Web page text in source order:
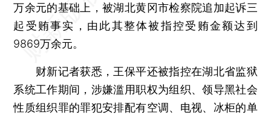
万余元的基础上，被湖北黄冈市检察院追加起诉三
起受贿事实，由此其整体被指控受贿金额达到
9869万余元。
财新记者获悉，王保平还被指控在湖北省监狱
系统工作期间，涉嫌滥用职权为组织、领导黑社会
性质组织罪的罪犯安排配有空调、电视、冰柜的单